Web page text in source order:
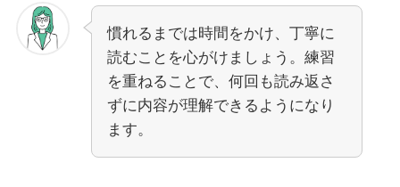
慣れるまでは時間をかけ、丁寧に
読むことを心がけましょう。練習
を重ねることで、何回も読み返さ
ずに内容が理解できるようになり
ます。